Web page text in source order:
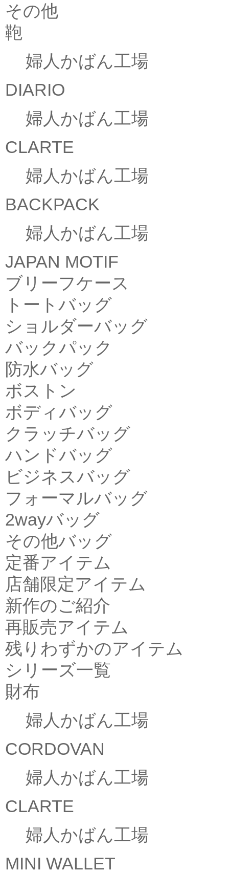
その他
鞄
婦人かばん工場
DIARIO
婦人かばん工場
CLARTE
婦人かばん工場
BACKPACK
婦人かばん工場
JAPAN MOTIF
ブリーフケース
トートバッグ
ショルダーバッグ
バックパック
防水バッグ
ボストン
ボディバッグ
クラッチバッグ
ハンドバッグ
ビジネスバッグ
フォーマルバッグ
2wayバッグ
その他バッグ
定番アイテム
店舗限定アイテム
新作のご紹介
再販売アイテム
残りわずかのアイテム
シリーズ一覧
財布
婦人かばん工場
CORDOVAN
婦人かばん工場
CLARTE
婦人かばん工場
MINI WALLET